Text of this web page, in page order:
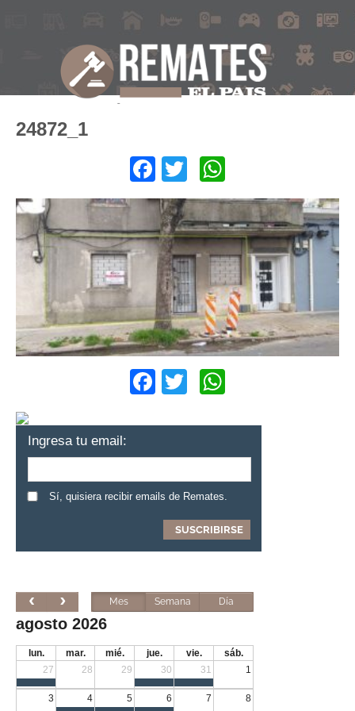
24872_1
Facebook
Twitter
Facebook
Twitter
Ingresa tu email:
Sí, quisiera recibir emails de Remates.
Mes Semana Día
agosto 2026
lun. mar. mié. jue. vie.
sáb.
27
28 29 30 31 1
3 4 5 6 7 8